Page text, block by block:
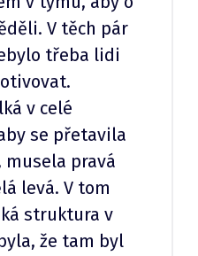
V těch pár
třeba lidi
v celé
se přetavila
musela pravá
levá. V tom
struktura v
že tam byl